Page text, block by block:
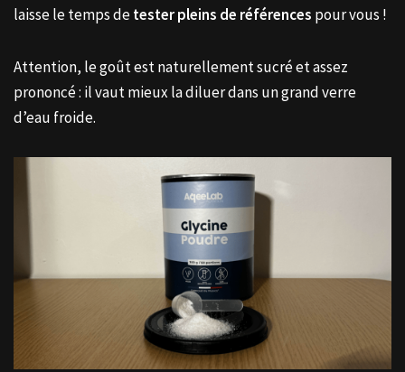
laisse le temps detester pleins de références pour vous !
Attention, le goût est naturellement sucré et assez
prononcé : il vaut mieux la diluer dans un grand verre
d’eau froide.